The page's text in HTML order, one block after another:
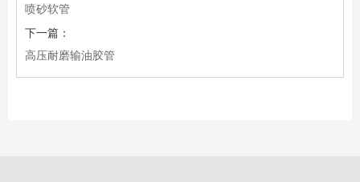
喷砂软管
下一篇：
高压耐磨输油胶管